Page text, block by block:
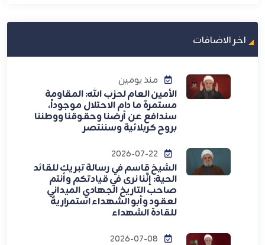
اخر الاضافات
منذ يومين
الأمين العام لحزب الله: المقاومة
مستمرة ما دام الاحتلال موجوداً،
سندافع عن أرضنا وحقوقنا ووطننا
بروح كربلائية وسننتصر
الشيخ قاسم في رسالة تبريك للقائد
الحية: إنَّنا نرى في قيادتكم وأنتم
صاحب التاريخ الجهادي الميداني
لعقود وأبو الشهداء استمراريةً
للقادة الشهداء